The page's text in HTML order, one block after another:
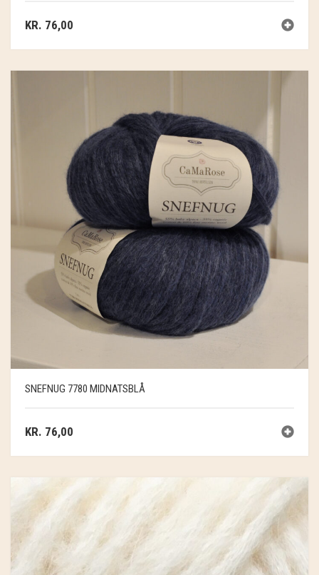
KR. 76,00
SNEFNUG 7780 MIDNATSBLÅ
KR. 76,00